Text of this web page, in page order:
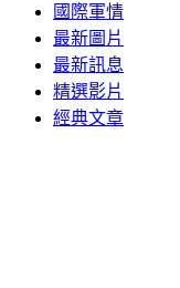
國際軍情
最新圖片
最新訊息
精選影片
經典文章